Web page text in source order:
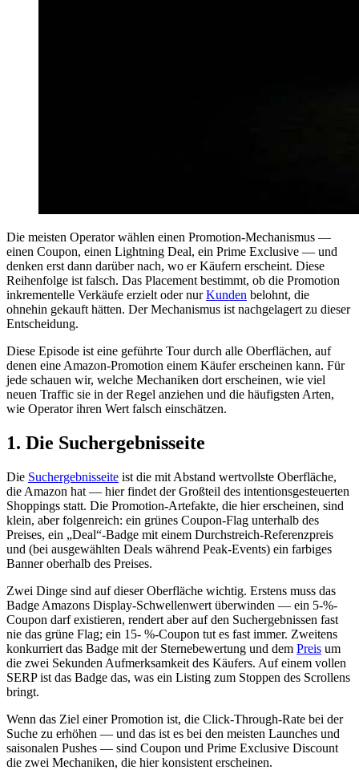
Die meisten Operator wählen einen Promotion-Mechanismus —
einen Coupon, einen Lightning Deal, ein Prime Exclusive — und
denken erst dann darüber nach, wo er Käufern erscheint. Diese
Reihenfolge ist falsch. Das Placement bestimmt, ob die Promotion
inkrementelle Verkäufe erzielt oder nurKunden belohnt, die
ohnehin gekauft hätten. Der Mechanismus ist nachgelagert zu dieser
Entscheidung.
Diese Episode ist eine geführte Tour durch alle Oberflächen, auf
denen eine Amazon-Promotion einem Käufer erscheinen kann. Für
jede schauen wir, welche Mechaniken dort erscheinen, wie viel
neuen Traffic sie in der Regel anziehen und die häufigsten Arten,
wie Operator ihren Wert falsch einschätzen.
1. Die Suchergebnisseite
Die Suchergebnisseite ist die mit Abstand wertvollste Oberfläche,
die Amazon hat — hier findet der Großteil des intentionsgesteuerten
Shoppings statt. Die Promotion-Artefakte, die hier erscheinen, sind
klein, aber folgenreich: ein grünes Coupon-Flag unterhalb des
Preises, ein „Deal“-Badge mit einem Durchstreich-Referenzpreis
und (bei ausgewählten Deals während Peak-Events) ein farbiges
Banner oberhalb des Preises.
Zwei Dinge sind auf dieser Oberfläche wichtig. Erstens muss das
Badge Amazons Display-Schwellenwert überwinden — ein 5-%-
Coupon darf existieren, rendert aber auf den Suchergebnissen fast
nie das grüne Flag; ein 15- %-Coupon tut es fast immer. Zweitens
konkurriert das Badge mit der Sternebewertung und dem Preis um
die zwei Sekunden Aufmerksamkeit des Käufers. Auf einem vollen
SERP ist das Badge das, was ein Listing zum Stoppen des Scrollens
bringt.
Wenn das Ziel einer Promotion ist, die Click-Through-Rate bei der
Suche zu erhöhen — und das ist es bei den meisten Launches und
saisonalen Pushes — sind Coupon und Prime Exclusive Discount
die zwei Mechaniken, die hier konsistent erscheinen.